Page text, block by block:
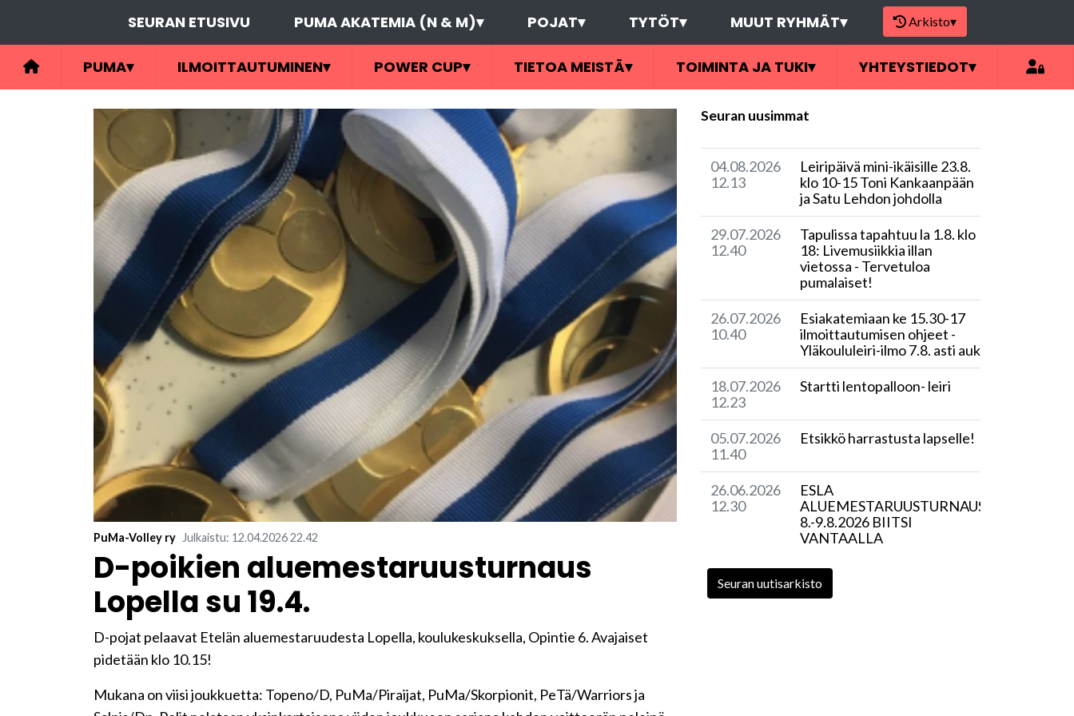
SEURAN ETUSIVU PUMA AKATEMIA (N & M)▾ POJAT▾ TYTÖT▾ MUUT RYHMÄT▾ Arkisto▾
PUMA▾ ILMOITTAUTUMINEN▾ POWER CUP▾ TIETOA MEISTÄ▾ TOIMINTA JA TUKI▾ YHTEYSTIEDOT▾
PuMa-Volley ry Julkaistu: 12.04.202622.42
D-poikien aluemestaruusturnaus
Lopella su 19.4.
D-pojat pelaavat Etelän aluemestaruudesta Lopella, koulukeskuksella, Opintie 6. Avajaiset
pidetään klo 10.15!
Mukana on viisi joukkuetta: Topeno/D, PuMa/Piraijat, PuMa/Skorpionit, PeTä/Warriors ja
Seuran uusimmat
04.08.2026
12.13
Leiripäivä mini-ikäisille 23.8.
klo 10-15 Toni Kankaanpään
ja Satu Lehdon johdolla
29.07.2026
12.40
Tapulissa tapahtuu la 1.8. klo
18: Livemusiikkia illan
vietossa - Tervetuloa
pumalaiset!
26.07.2026
10.40
Esiakatemiaan ke 15.30-17
ilmoittautumisen ohjeet -
Yläkoululeiri-ilmo 7.8. asti auki
18.07.2026
12.23
Startti lentopalloon- leiri
05.07.2026
11.40
Etsikkö harrastusta lapselle!
26.06.2026
12.30
ESLA
ALUEMESTARUUSTURNAUS
8.-9.8.2026 BIITSI
VANTAALLA
Seuran uutisarkisto